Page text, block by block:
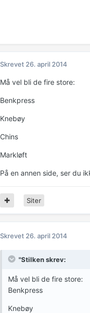
Skrevet 26. april 2014
Må vel bli de fire store:
Benkpress
Knebøy
Chins
Markløft
På en annen side, ser du
Siter
Skrevet 26. april 2014
"Stilken skrev:
Må vel bli de fire store:
Benkpress
Knebøy